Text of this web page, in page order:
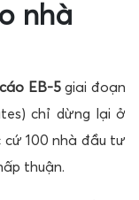
nhà
EB-5giai đoạn
chỉ dừng lại ở
cứ 100 nhà đầu tư
thuận.